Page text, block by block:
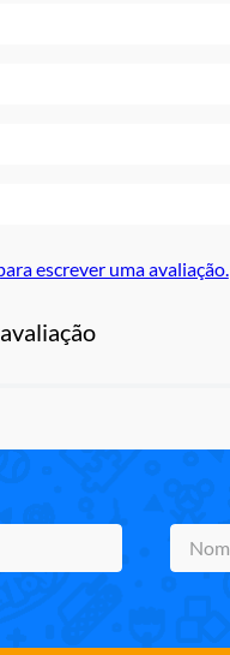
escrever uma avaliação.